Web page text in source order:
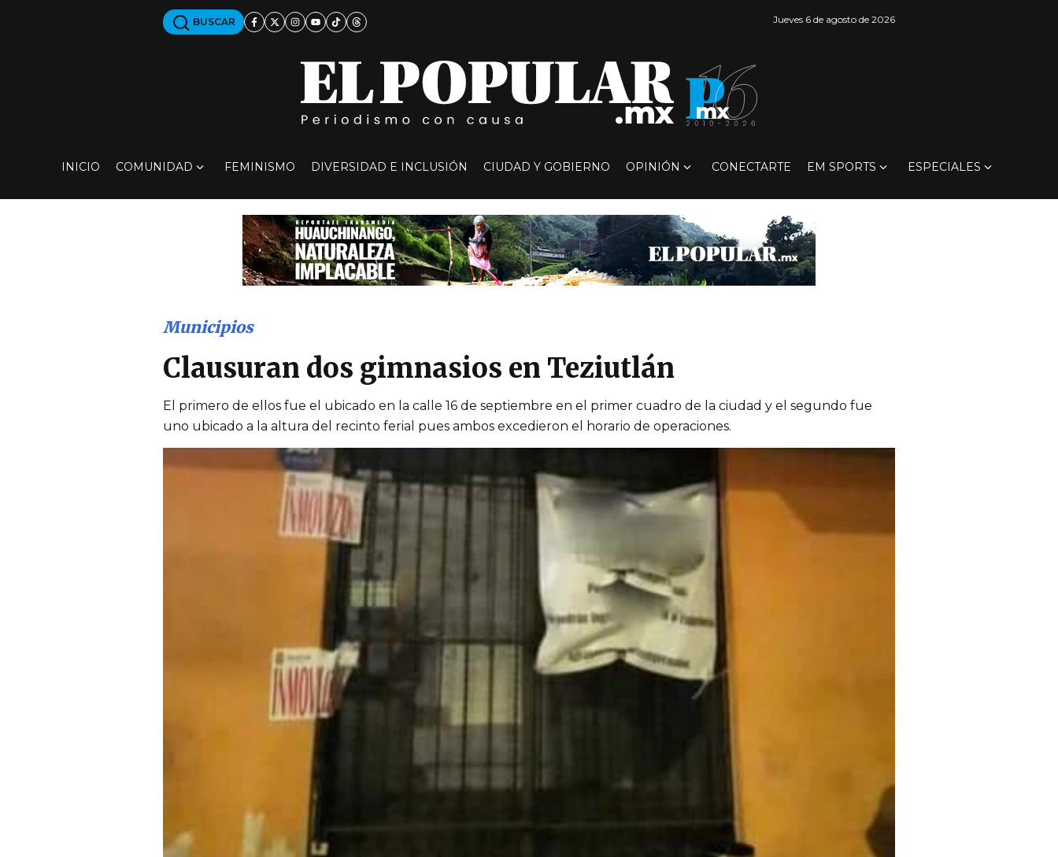
BUSCAR Jueves 6 de agosto de 2026
INICIO COMUNIDAD FEMINISMO DIVERSIDAD E INCLUSIÓN CIUDAD Y GOBIERNO OPINIÓN CONECTARTE EM SPORTS ESPECIALES
Municipios
Clausuran dos gimnasios en Teziutlán
El primero de ellos fue el ubicado en la calle 16 de septiembre en el primer cuadro de la ciudad y el segundo fue
uno ubicado a la altura del recinto ferial pues ambos excedieron el horario de operaciones.